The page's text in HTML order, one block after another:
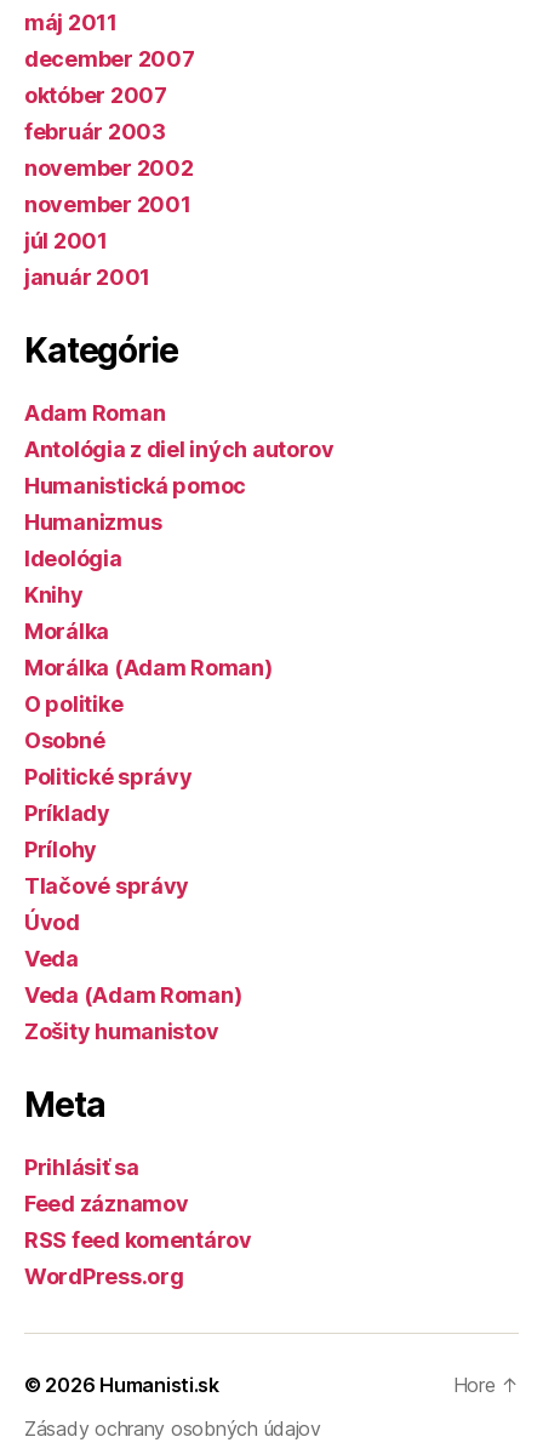
máj 2011
december 2007
október 2007
február 2003
november 2002
november 2001
júl 2001
január 2001
Kategórie
Adam Roman
Antológia z diel iných autorov
Humanistická pomoc
Humanizmus
Ideológia
Knihy
Morálka
Morálka (Adam Roman)
O politike
Osobné
Politické správy
Príklady
Prílohy
Tlačové správy
Úvod
Veda
Veda (Adam Roman)
Zošity humanistov
Meta
Prihlásiť sa
Feed záznamov
RSS feed komentárov
WordPress.org
© 2026 Humanisti.sk
Zásady ochrany osobných údajov
Hore ↑